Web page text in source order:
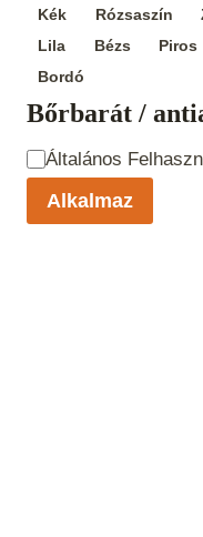
Szín
Kék Rózsaszín
Lila
Bézs Piros
Bordó
Bőrbarát /
Bőrbarát /
Általános
Alkalmaz